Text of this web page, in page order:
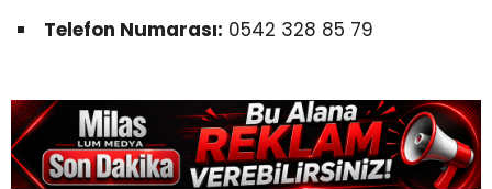
Telefon Numarası: 0542 328 85 79